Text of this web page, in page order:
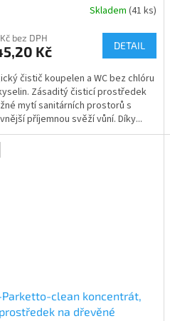
Skladem (41 ks)
bez DPH
Kč DETAIL
čistič koupelen a WC bez chlóru
Zásaditý čisticí prostředek
mytí sanitárních prostorů s
příjemnou svěží vůní. Díky...
clean koncentrát,
na dřevěné